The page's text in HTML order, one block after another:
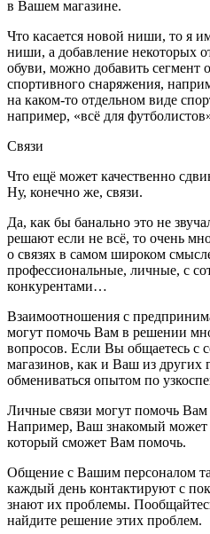
в Вашем магазине.
Что касается новой ниши, то я
ниши, а добавление некоторых
обуви, можно добавить сегмент
спортивного снаряжения,
на каком-то отдельном виде
например, «всё для
Связи
Что ещё может качественно
Ну, конечно же, связи.
Да, как бы банально это не
решают если не всё, то очень
о связях в самом широком
профессиональные, личные, с
конкурентами…
Взаимоотношения с
могут помочь Вам в решении
вопросов. Если Вы общаетесь с
магазинов, как и Ваш из других
обмениваться опытом по
Личные связи могут помочь
Например, Ваш знакомый может
который сможет Вам помочь.
Общение с Вашим персоналом
каждый день контактируют с
знают их проблемы.
найдите решение этих проблем.